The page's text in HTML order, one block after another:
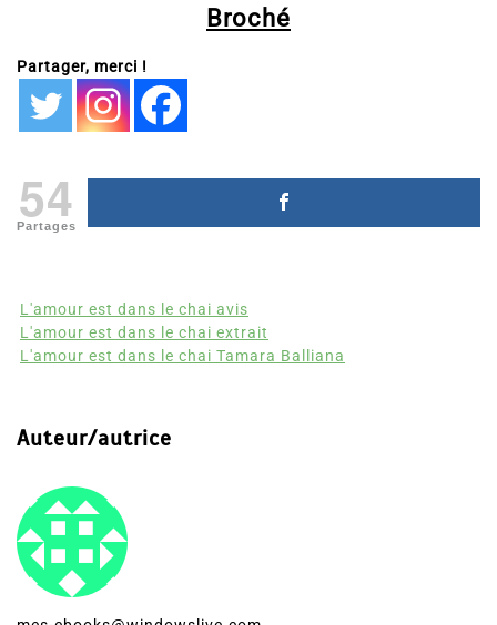
Broché
Partager, merci !
54
Partages
L'amour est dans le chai avis
L'amour est dans le chai extrait
L'amour est dans le chai Tamara Balliana
Auteur/autrice